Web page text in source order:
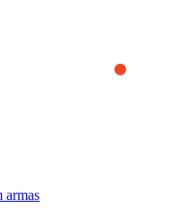
you the best experience
this website, you accept
how the website is used and
more or to find out how
our
armas